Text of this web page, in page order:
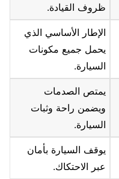
ظروف القيادة.
الإطار الأساسي الذي
يحمل جميع مكونات
السيارة.
يمتص الصدمات
ويضمن راحة وثبات
السيارة.
يوقف السيارة بأمان
عبر الاحتكاك.